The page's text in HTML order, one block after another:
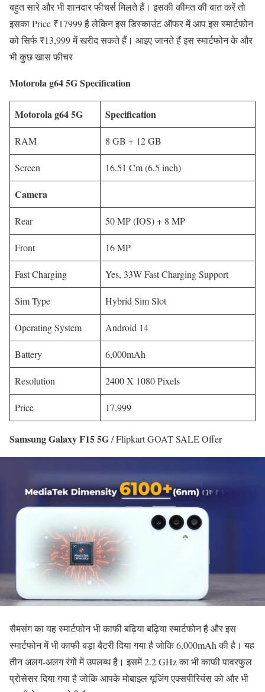
बहुत सारे और भी शानदार फीचर्स मिलते हैं। इसकी कीमत की बात करें तो
इसका Price ₹17999 है लेकिन इस डिस्काउंट ऑफर में आप इस स्मार्टफोन
को सिर्फ ₹13,999 में खरीद सकते हैं। आइए जानते हैं इस स्मार्टफोन के और
भी कुछ खास फीचर
Motorola g64 5GSpecification
Motorola g64 5G Specification
RAM 8 GB + 12 GB
Screen 16.51 Cm (6.5 inch)
Camera
Rear 50 MP (IOS) + 8 MP
Front 16 MP
Fast Charging Yes, 33W Fast Charging Support
Sim Type Hybrid Sim Slot
Operating System Android 14
Battery 6,000mAh
Resolution 2400 X 1080 Pixels
Price 17,999
Samsung Galaxy F15 5G/ Flipkart GOAT SALE Offer
सैमसंग का यह स्मार्टफोन भी काफी बढ़िया बढ़िया स्मार्टफोन है और इस
स्मार्टफोन में भी काफी बड़ा बैटरी दिया गया है जोकि 6,000mAh की है। यह
तीन अलग-अलग रंगों में उपलब्ध है। इसमें 2.2 GHz का भी काफी पावरफुल
प्रोसेसर दिया गया है जोकि आपके मोबाइल यूजिंग एक्सपीरियंस को और भी